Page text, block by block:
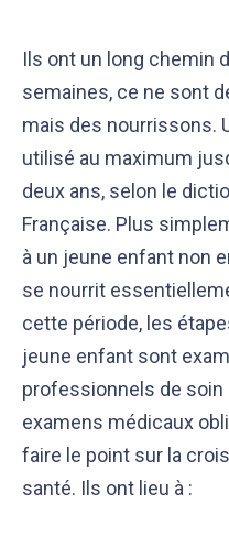
médicaux étudient
s’assurer de la
en phase avec la
qu’avec les
Ils ont un long chemin
semaines, ce ne sont
mais des nourrissons.
utilisé au maximum
deux ans, selon le
Française. Plus
à un jeune enfant non
se nourrit
cette période, les
jeune enfant sont
professionnels de soin
examens médicaux
faire le point sur la
santé. Ils ont lieu à :